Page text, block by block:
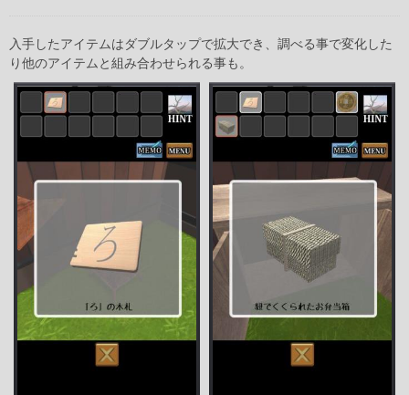
入手したアイテムはダブルタップで拡大でき、調べる事で変化した
り他のアイテムと組み合わせられる事も。